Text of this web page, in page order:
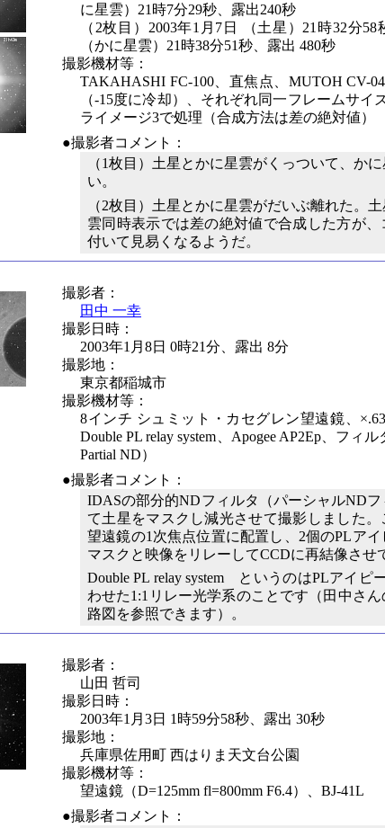
に星雲）21時7分29秒、露出240秒
（2枚目）2003年1月7日 （土星）21時32分58
（かに星雲）21時38分51秒、露出 480秒
撮影機材等：
TAKAHASHI FC-100、直焦点、MUTOH CV-
（-15度に冷却）、それぞれ同一フレームサイ
ライメージ3で処理（合成方法は差の絶対値）
●撮影者コメント：
（1枚目）土星とかに星雲がくっついて、か
い。
（2枚目）土星とかに星雲がだいぶ離れた。
雲同時表示では差の絶対値で合成した方が
付いて見易くなるようだ。
撮影者：
田中 一幸
撮影日時：
2003年1月8日 0時21分、露出 8分
撮影地：
東京都稲城市
撮影機材等：
8インチ シュミット・カセグレン望遠鏡、
Double PL relay system、Apogee AP2Ep、フィ
Partial ND）
●撮影者コメント：
IDASの部分的NDフィルタ（パーシャルNDフ
て土星をマスクし減光させて撮影しました。
望遠鏡の1次焦点位置に配置し、2個のPLア
マスクと映像をリレーしてCCDに再結像させ
Double PL relay system というのはPLアイピ
わせた1:1リレー光学系のことです（田中さ
路図を参照できます）。
撮影者：
山田 哲司
撮影日時：
2003年1月3日 1時59分58秒、露出 30秒
撮影地：
兵庫県佐用町 西はりま天文台公園
撮影機材等：
望遠鏡（D=125mm fl=800mm F6.4）、BJ-41L
●撮影者コメント：